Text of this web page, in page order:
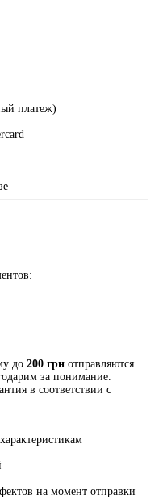
платеж)
до 200 грн отправляются
за понимание.
в соответствии с
на момент отправки